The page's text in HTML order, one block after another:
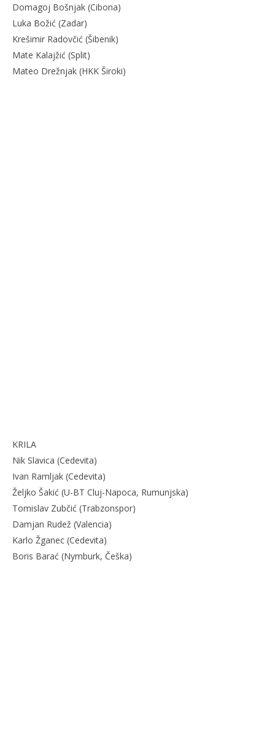
Domagoj Bošnjak (Cibona)
Luka Božić (Zadar)
Krešimir Radovčić (Šibenik)
Mate Kalajžić (Split)
Mateo Drežnjak (HKK Široki)
KRILA
Nik Slavica (Cedevita)
Ivan Ramljak (Cedevita)
Željko Šakić (U-BT Cluj-Napoca, Rumunjska)
Tomislav Zubčić (Trabzonspor)
Damjan Rudež (Valencia)
Karlo Žganec (Cedevita)
Boris Barać (Nymburk, Češka)